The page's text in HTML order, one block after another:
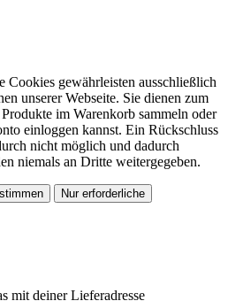
Cookies gewährleisten ausschließlich
unserer Webseite. Sie dienen zum
im Warenkorb sammeln oder
einloggen kannst. Ein Rückschluss
nicht möglich und dadurch
niemals an Dritte weitergegeben.
Nur erforderliche
mit deiner Lieferadresse